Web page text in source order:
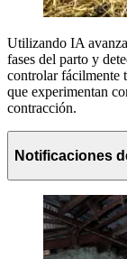
Utilizando IA
fases del parto y
controlar fácilmente
que experimentan
contracción.
Notificaciones